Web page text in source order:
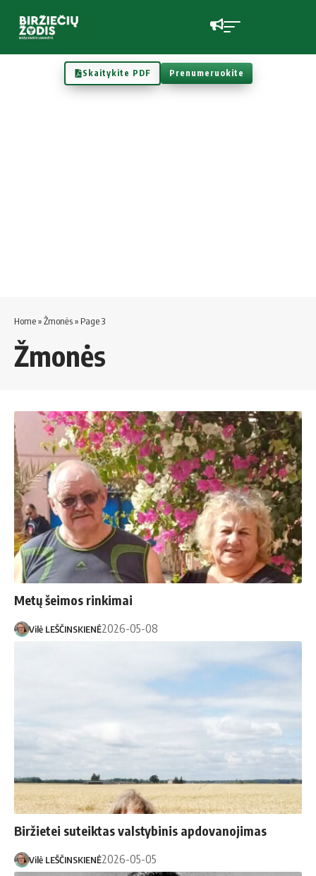
Skaitykite PDF Prenumeruokite
Home»Žmonės» Page 3
Žmonės
Metų šeimos rinkimai
Vilė LEŠČINSKIENĖ2026-05-08
Biržietei suteiktas valstybinis apdovanojimas
Vilė LEŠČINSKIENĖ2026-05-05